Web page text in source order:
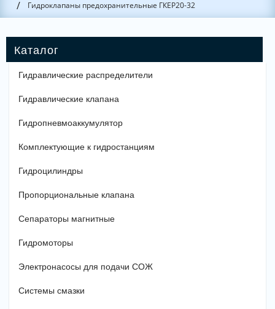
/ Гидроклапаны предохранительные ГКЕР20-32
Гидравлические распределители
Гидравлические клапана
Гидропневмоаккумулятор
Комплектующие к гидростанциям
Гидроцилиндры
Пропорциональные клапана
Сепараторы магнитные
Гидромоторы
Электронасосы для подачи СОЖ
Системы смазки